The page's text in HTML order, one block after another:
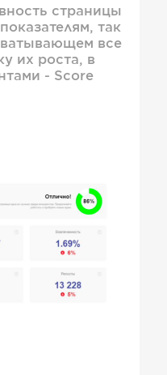
страницы
так
все
их роста, в
- Score